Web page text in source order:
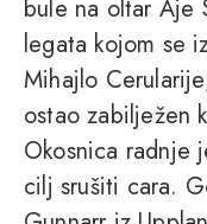
bule na oltar Aje
legata kojom se
Mihajlo
ostao zabilježen
Okosnica radnje
cilj srušiti cara.